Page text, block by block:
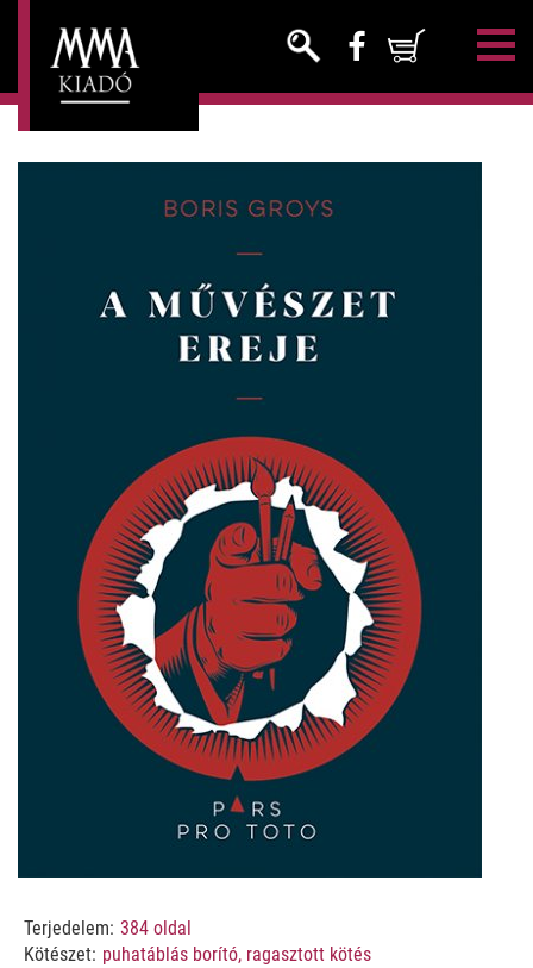
Terjedelem: 384oldal
Kötészet: puhatáblás borító, ragasztott kötés